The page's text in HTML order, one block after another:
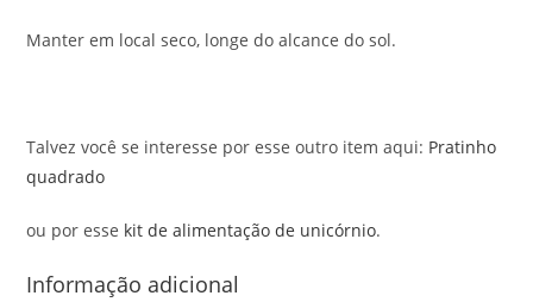
Manter em local seco, longe do alcance do sol.
Talvez você se interesse por esse outro item aqui: Pratinho
quadrado
ou por esse kit de alimentação de unicórnio.
Informação adicional